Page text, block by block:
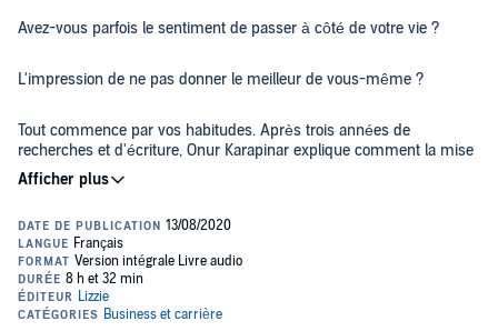
Avez-vous parfois le sentiment de passer à côté de votre vie ?
L'impression de ne pas donner le meilleur de vous-même ?
Tout commence par vos habitudes. Après trois années de
recherches et d'écriture, Onur Karapinar explique comment la mise
en place de petites habitudes permet de grandes réussites sur le
long terme. Quelques minutes par jour permettent alors de sortir
Dans ce livre audio, vous découvrirez :
comment fonctionnent les habitudes et comment libérer leur